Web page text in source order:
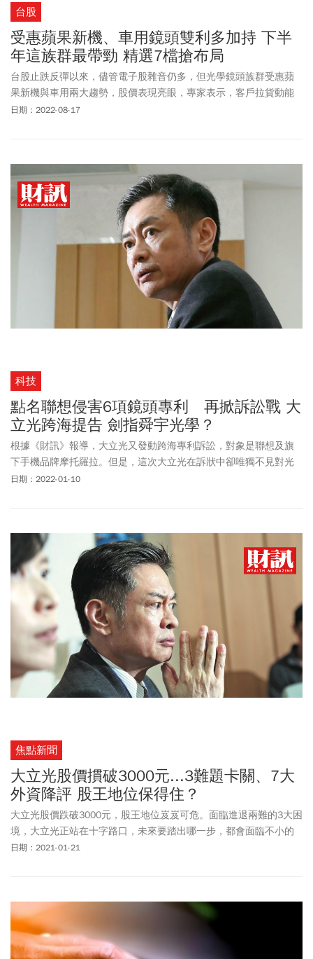
台股
受惠蘋果新機、車用鏡頭雙利多加持 下半
年這族群最帶勁 精選7檔搶布局
台股止跌反彈以來，儘管電子股雜音仍多，但光學鏡頭族群受惠蘋
果新機與車用兩大趨勢，股價表現亮眼，專家表示，客戶拉貨動能
與自身技術提升，是觀察後市的兩大重點。
日期：2022-08-17
科技
點名聯想侵害6項鏡頭專利 再掀訴訟戰 大
立光跨海提告 劍指舜宇光學？
根據《財訊》報導，大立光又發動跨海專利訴訟，對象是聯想及旗
下手機品牌摩托羅拉。但是，這次大立光在訴狀中卻唯獨不見對光
學鏡頭供應商提告，背後到底藏有什麼隱情？
日期：2022-01-10
焦點新聞
大立光股價摜破3000元...3難題卡關、7大
外資降評 股王地位保得住？
大立光股價跌破3000元，股王地位岌岌可危。面臨進退兩難的3大困
境，大立光正站在十字路口，未來要踏出哪一步，都會面臨不小的
考驗。
日期：2021-01-21